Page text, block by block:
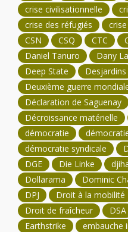
crise civilisationnelle
crise des réfugiés
CSN
CSQ CTC
Daniel Tanuro
Dany
Deep State
Desjardins
Deuxième guerre
Déclaration de Saguenay
Décroissance matérielle
démocratie
démocratie syndicale
DGE
Die Linke
Dollarama
Dominic
DPJ
Droit à la mobilité
Droit de fraîcheur
DSA
Earthstrike
embauche